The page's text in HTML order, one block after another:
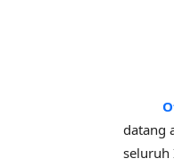
datang
seluruh